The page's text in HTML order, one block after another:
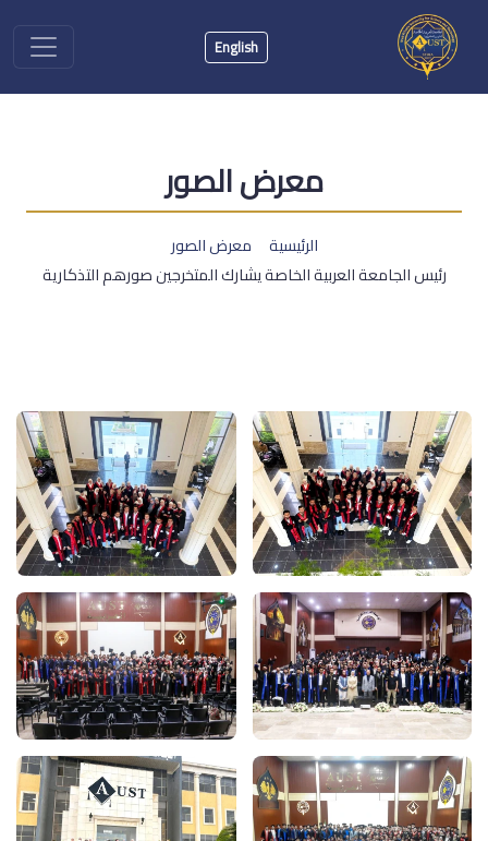
English
معرض الصور
الرئيسية
معرض الصور
رئيس الجامعة العربية الخاصة يشارك المتخرجين صورهم التذكارية